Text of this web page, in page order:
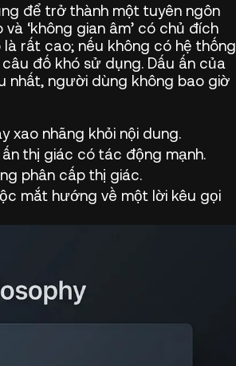
để trở thành một tuyên ngôn
‘không gian âm’ có chủ đích
rất cao; nếu không có hệ thống
đố khó sử dụng. Dấu ấn của
nhất, người dùng không bao giờ
xao nhãng khỏi nội dung.
thị giác có tác động mạnh.
phân cấp thị giác.
mắt hướng về một lời kêu gọi